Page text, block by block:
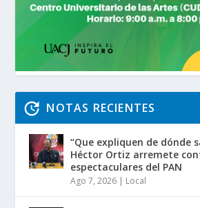
NOTAS RECIENTES
“Que expliquen de dónde
Héctor Ortiz arremete
espectaculares del PAN
Ago 7, 2026 | Local